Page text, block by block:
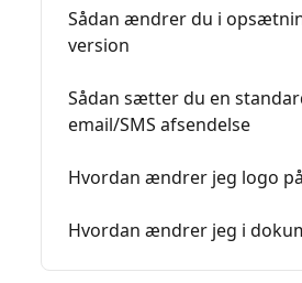
Sådan ændrer du i
version
Sådan sætter du en
email/SMS afsendelse
Hvordan ændrer jeg logo
Hvordan ændrer jeg i